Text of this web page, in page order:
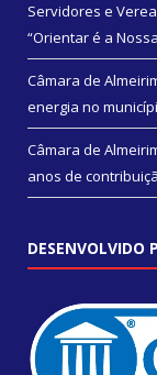
Servidores e
“Orientar é a
Câmara de
energia no
Câmara de
anos de
DESENVOLVIDO